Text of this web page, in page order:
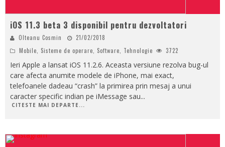
iOS 11.3 beta 3 disponibil pentru dezvoltatori
Olteanu Cosmin
21/02/2018
Mobile
Sisteme de operare Software Tehnologie 3722
Ieri Apple a lansat iOS 11.2.6. Aceasta versiune rezolva bug-ul
care afecta anumite modele de iPhone, mai exact,
telefoanele dadeau “crash” la primirea prin mesaj a unui
caracter specific indian pe iMessage sau...
CITESTE MAI DEPARTE...